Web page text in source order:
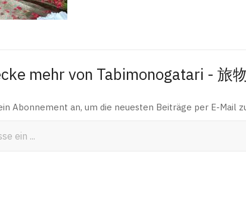
mehr von Tabimonogatari - 旅
Abonnement an, um die neuesten Beiträge per E-Mail